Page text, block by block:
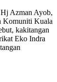
Azman Ayob,
Komuniti Kuala
kakitangan
Eko Indra